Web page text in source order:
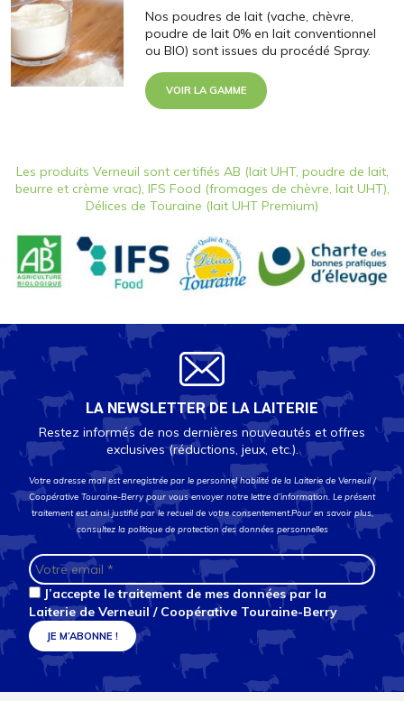
Nos poudres de lait (vache, chèvre,
poudre de lait 0% en lait conventionnel
ou BIO) sont issues du procédé Spray.
VOIR LA GAMME
Les produits Verneuil sont certifiés AB (lait UHT, poudre de lait,
beurre et crème vrac), IFS Food (fromages de chèvre, lait UHT),
Délices de Touraine (lait UHT Premium)
LA NEWSLETTER DE LA LAITERIE
Restez informés de nos dernières nouveautés et offres
exclusives (réductions, jeux, etc.).
Votre adresse mail est enregistrée par le personnel habilité de la Laiterie de Verneuil /
Coopérative Touraine-Berry pour vous envoyer notre lettre d’information. Le présent
traitement est ainsi justifié par le recueil de votre consentement.Pour en savoir plus,
consultez la politique de protection des données personnelles
J’accepte le traitement de mes données par la
Laiterie de Verneuil / Coopérative Touraine-Berry